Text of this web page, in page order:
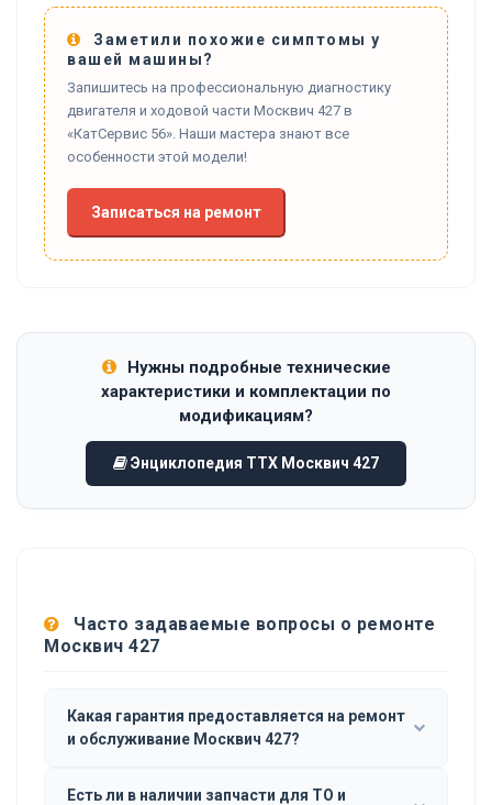
Заметили похожие симптомы у
вашей машины?
Запишитесь на профессиональную диагностику
двигателя и ходовой части Москвич 427 в
«КатСервис 56». Наши мастера знают все
особенности этой модели!
Записаться на ремонт
Нужны подробные технические
характеристики и комплектации по
модификациям?
Энциклопедия ТТХ Москвич 427
Часто задаваемые вопросы о ремонте
Москвич 427
Какая гарантия предоставляется на ремонт
и обслуживание Москвич 427?
Есть ли в наличии запчасти для ТО и